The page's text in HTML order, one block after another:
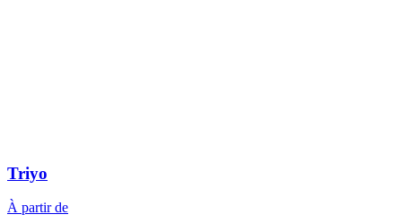
Triyo
À partir de